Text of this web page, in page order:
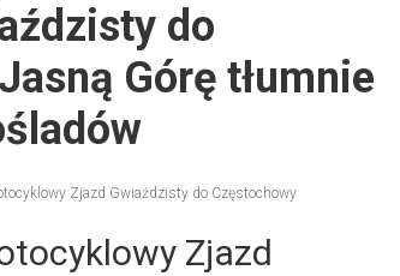
do
Górę tłumnie
Zjazd Gwiaździsty do Częstochowy
Zjazd